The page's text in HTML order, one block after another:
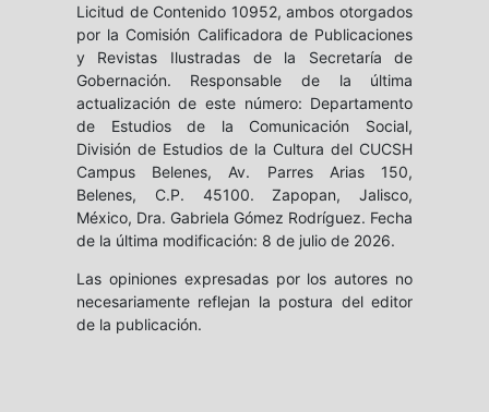
Licitud de Contenido 10952, ambos otorgados
por la Comisión Calificadora de Publicaciones
y Revistas Ilustradas de la Secretaría de
Gobernación. Responsable de la última
actualización de este número: Departamento
de Estudios de la Comunicación Social,
División de Estudios de la Cultura del CUCSH
Campus Belenes, Av. Parres Arias 150,
Belenes, C.P. 45100. Zapopan, Jalisco,
México, Dra. Gabriela Gómez Rodríguez. Fecha
de la última modificación: 8 de julio de 2026.
Las opiniones expresadas por los autores no
necesariamente reflejan la postura del editor
de la publicación.